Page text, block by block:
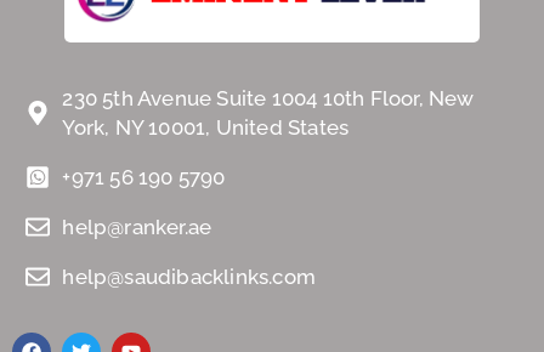
230 5th Avenue Suite 1004 10th Floor, New
York, NY 10001, United States
+971 56 190 5790
help@ranker.ae
help@saudibacklinks.com